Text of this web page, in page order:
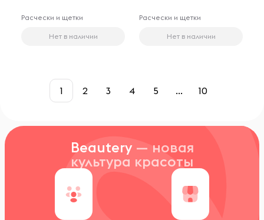
Расчески и щетки
Нет в наличии
Расчески и щетки
Нет в наличии
1 2 3 4 5 ... 10
Beautery — новая
культура красоты